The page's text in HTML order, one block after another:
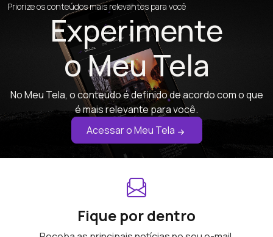
Priorize os conteúdos mais relevantes para você
Experimente
o Meu Tela
No Meu Tela, o conteúdo é definido de acordo com o que
é mais relevante para você.
Acessar o Meu Tela
Fique por dentro